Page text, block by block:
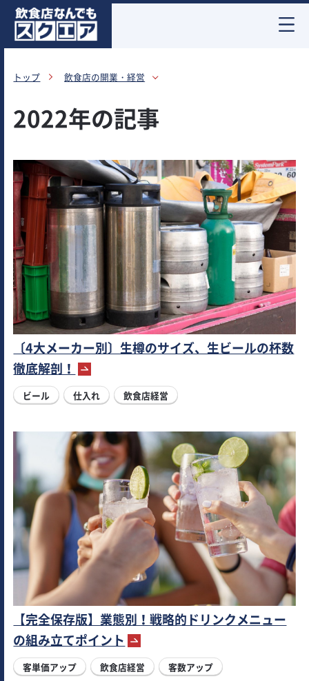
トップ 飲食店の開業・経営
2022年の記事
〔4大メーカー別〕生樽のサイズ、生ビールの杯数
徹底解剖！
ビール 仕入れ 飲食店経営
【完全保存版】業態別！戦略的ドリンクメニュー
の組み立てポイント
客単価アップ 飲食店経営 客数アップ